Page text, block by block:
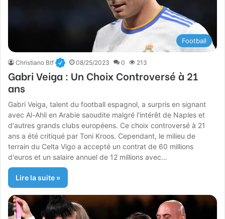
Football
Christiano Btf 08/25/2023 0 213
Gabri Veiga : Un Choix Controversé à 21
ans
Gabri Veiga, talent du football espagnol, a surpris en signant
avec Al-Ahli en Arabie saoudite malgré l'intérêt de Naples et
d'autres grands clubs européens. Ce choix controversé à 21
ans a été critiqué par Toni Kroos. Cependant, le milieu de
terrain du Celta Vigo a accepté un contrat de 60 millions
d'euros et un salaire annuel de 12 millions avec…
Lire la suite »